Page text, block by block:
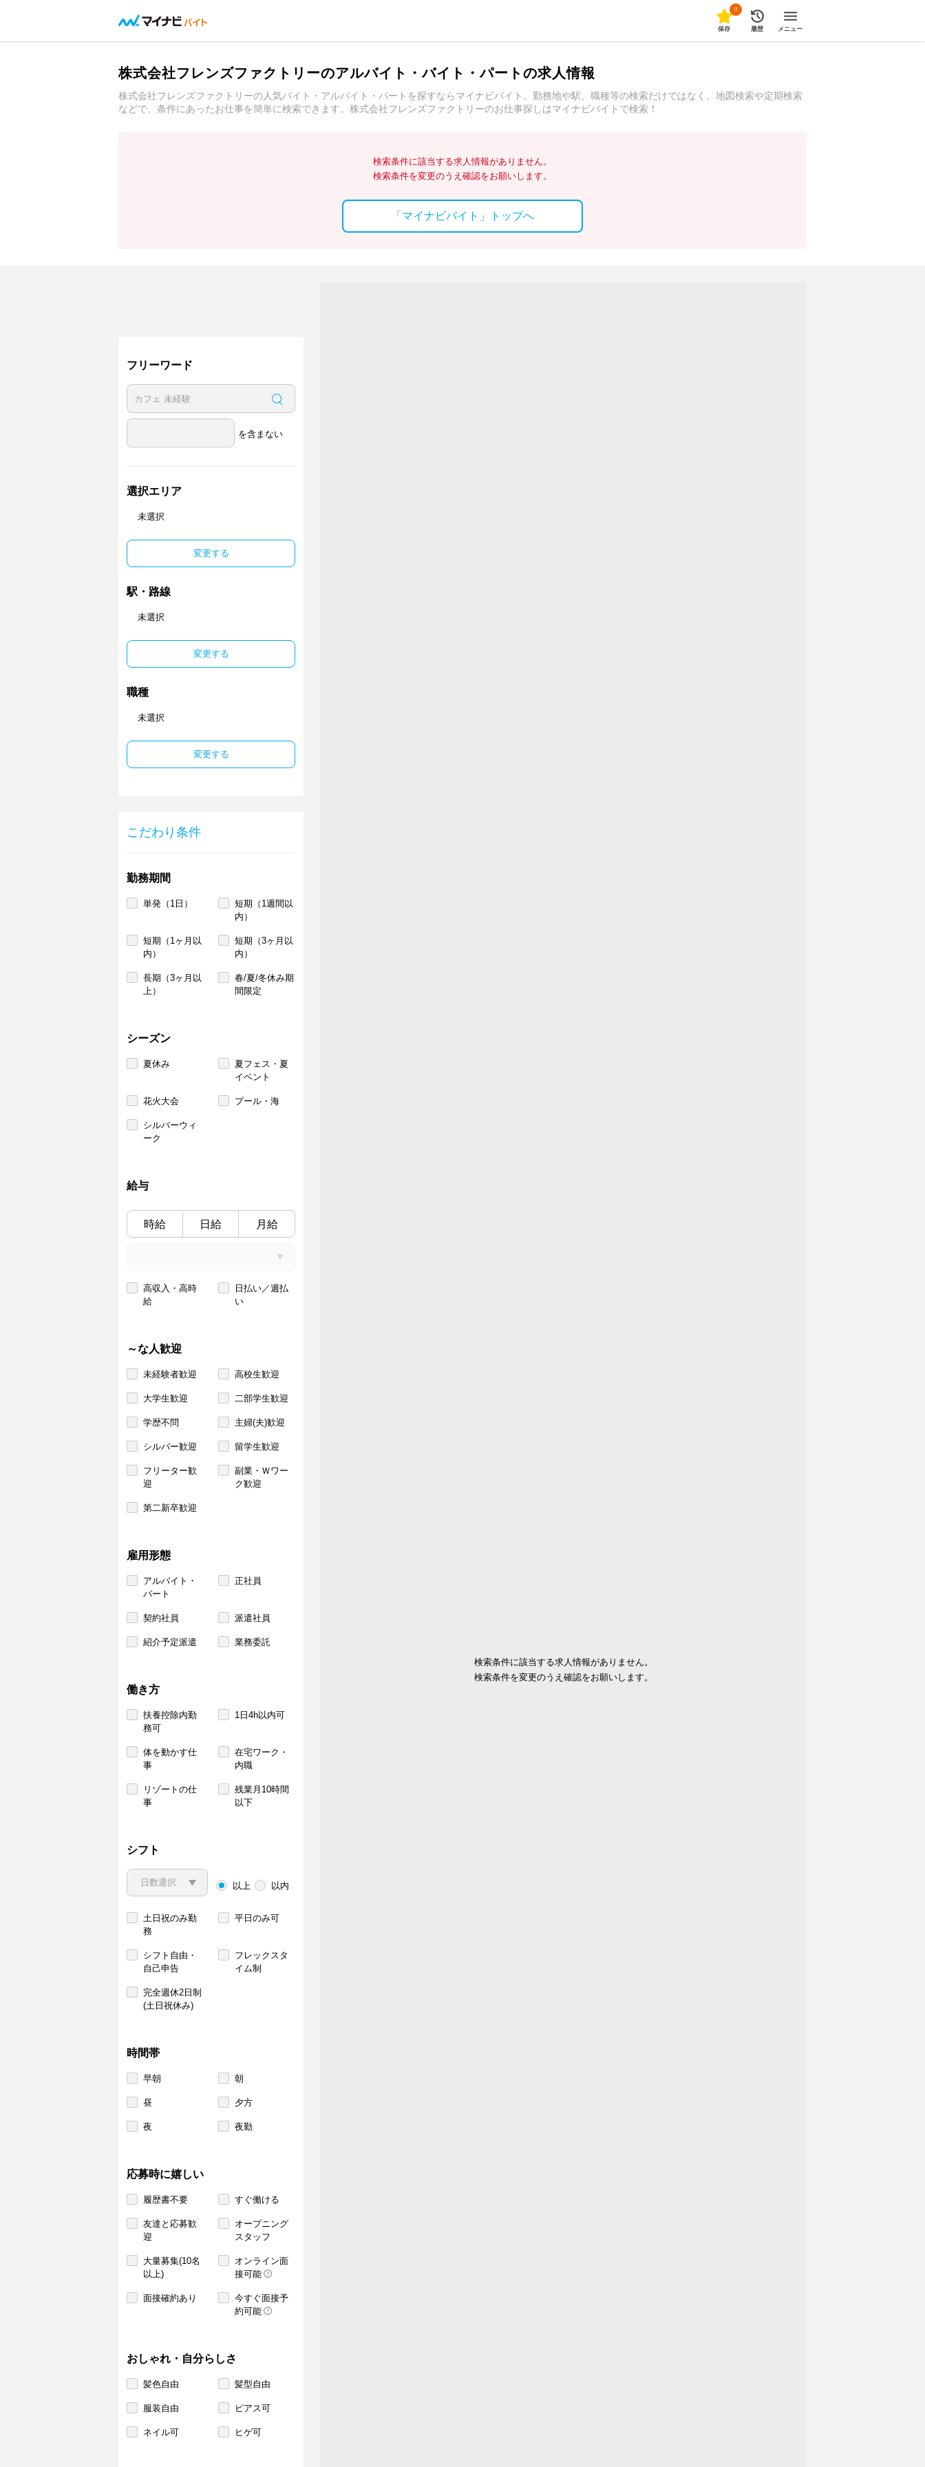
0
保存 履歴 メニュー
株式会社フレンズファクトリーのアルバイト・バイト・パートの求人情報
株式会社フレンズファクトリーの人気バイト・アルバイト・パートを探すならマイナビバイト。勤務地や駅、職種等の検索だけではなく、地図検索や定期検索
などで、条件にあったお仕事を簡単に検索できます。株式会社フレンズファクトリーのお仕事探しはマイナビバイトで検索！
検索条件に該当する求人情報がありません。
検索条件を変更のうえ確認をお願いします。
「マイナビバイト」トップへ
フリーワード
を含まない
選択エリア
未選択
変更する
駅・路線
未選択
変更する
職種
未選択
変更する
こだわり条件
勤務期間
単発（1日）
短期（1週間以
内）
短期（1ヶ月以
内）
短期（3ヶ月以
内）
長期（3ヶ月以
上）
春/夏/冬休み期
間限定
シーズン
夏休み
夏フェス・夏
イベント
花火大会 プール・海
シルバーウィ
ーク
給与
時給 日給 月給
高収入・高時
給
日払い／週払
い
～な人歓迎
未経験者歓迎 高校生歓迎
大学生歓迎 二部学生歓迎
学歴不問 主婦(夫)歓迎
シルバー歓迎 留学生歓迎
フリーター歓
迎
副業・Ｗワー
ク歓迎
第二新卒歓迎
雇用形態
アルバイト・
パート
正社員
契約社員 派遣社員
紹介予定派遣 業務委託
働き方
扶養控除内勤
務可
1日4h以内可
体を動かす仕
事
在宅ワーク・
内職
リゾートの仕
事
残業月10時間
以下
シフト
以上 以内
土日祝のみ勤
務
平日のみ可
シフト自由・
自己申告
フレックスタ
イム制
完全週休2日制
(土日祝休み)
時間帯
早朝 朝
昼 夕方
夜 夜勤
応募時に嬉しい
履歴書不要 すぐ働ける
友達と応募歓
迎
オープニング
スタッフ
大量募集(10名
以上)
オンライン面
接可能
面接確約あり
今すぐ面接予
約可能
おしゃれ・自分らしさ
髪色自由 髪型自由
服装自由 ピアス可
ネイル可 ヒゲ可
検索条件に該当する求人情報がありません。
検索条件を変更のうえ確認をお願いします。